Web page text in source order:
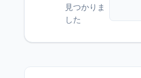
見つかりま
した